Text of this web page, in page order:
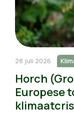
28 juli 2026
Horch
Europese